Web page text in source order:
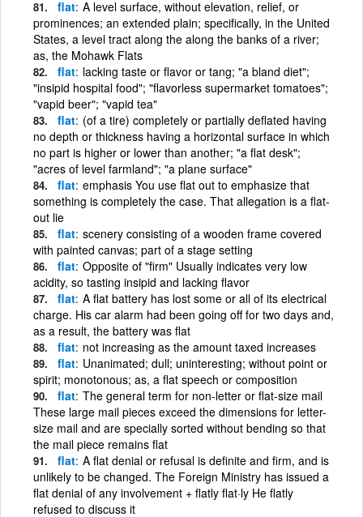
flat A level surface, without elevation, relief, or
prominences; an extended plain; specifically, in the United
States, a level tract along the along the banks of a river;
as, the Mohawk Flats
flat lacking taste or flavor or tang; "a bland diet";
"insipid hospital food"; "flavorless supermarket tomatoes";
"vapid beer"; "vapid tea"
flat (of a tire) completely or partially deflated having
no depth or thickness having a horizontal surface in which
no part is higher or lower than another; "a flat desk";
"acres of level farmland"; "a plane surface"
flat emphasis You use flat out to emphasize that
something is completely the case. That allegation is a flat-
out lie
flat scenery consisting of a wooden frame covered
with painted canvas; part of a stage setting
flat Opposite of "firm" Usually indicates very low
acidity, so tasting insipid and lacking flavor
flat A flat battery has lost some or all of its electrical
charge. His car alarm had been going off for two days and,
as a result, the battery was flat
flat not increasing as the amount taxed increases
flat Unanimated; dull; uninteresting; without point or
spirit; monotonous; as, a flat speech or composition
flat The general term for non-letter or flat-size mail
These large mail pieces exceed the dimensions for letter-
size mail and are specially sorted without bending so that
the mail piece remains flat
flat A flat denial or refusal is definite and firm, and is
unlikely to be changed. The Foreign Ministry has issued a
flat denial of any involvement + flatly flat·ly He flatly
refused to discuss it